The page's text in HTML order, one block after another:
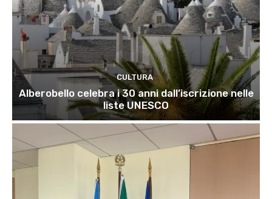
CULTURA
Alberobello celebra i 30 anni dall’iscrizione nelle
liste UNESCO